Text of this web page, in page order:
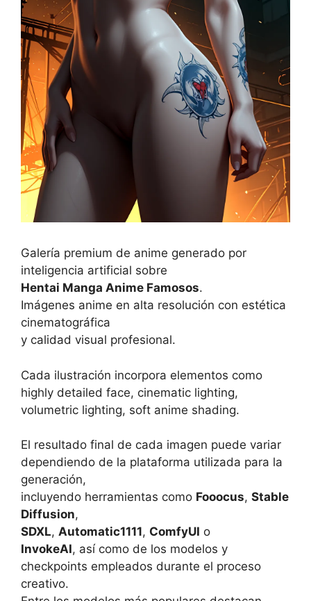
Galería premium de anime generado por
inteligencia artificial sobre
Hentai Manga Anime Famosos.
Imágenes anime en alta resolución con estética
cinematográfica
y calidad visual profesional.
Cada ilustración incorpora elementos como
highly detailed face, cinematic lighting,
volumetric lighting, soft anime shading.
El resultado final de cada imagen puede variar
dependiendo de la plataforma utilizada para la
generación,
incluyendo herramientas como Fooocus, Stable
Diffusion,
SDXL, Automatic1111, ComfyUI o
InvokeAI, así como de los modelos y
checkpoints empleados durante el proceso
creativo.